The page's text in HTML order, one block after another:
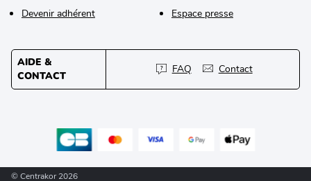
Devenir adhérent
Espace presse
AIDE &
CONTACT
FAQ Contact
© Centrakor 2026